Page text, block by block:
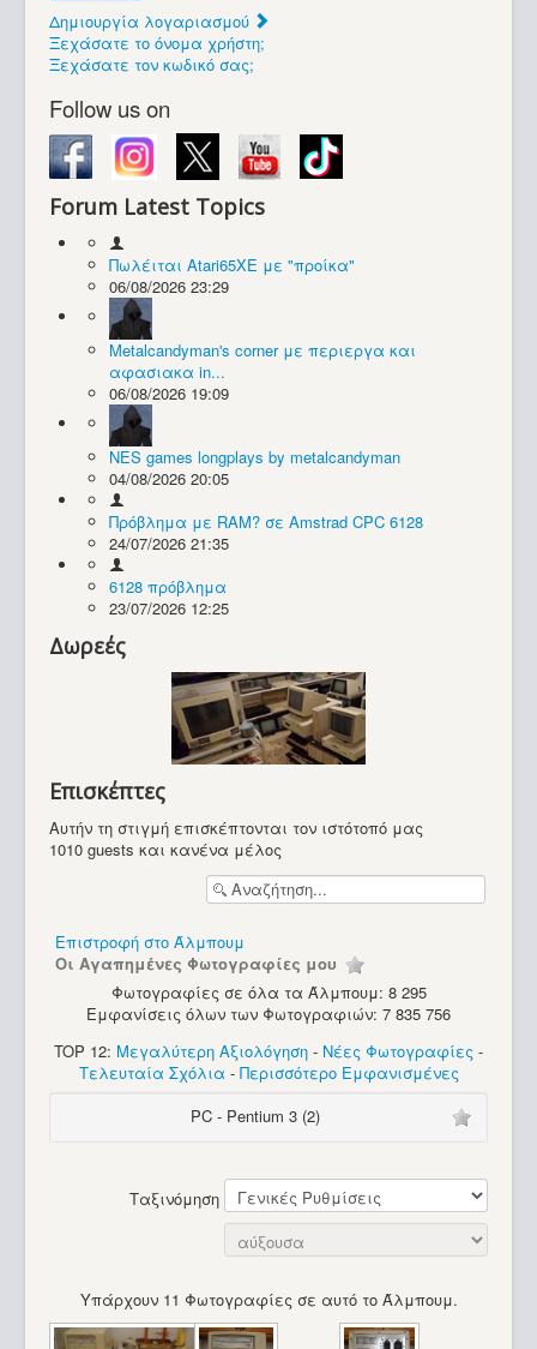
Συλλογές / Projects
Υπολογιστές
Sinclair QL (Greek)
Δημιουργία λογαριασμού
Ξεχάσατε το όνομα χρήστη;
Ξεχάσατε τον κωδικό σας;
Follow us on
Forum Latest Topics
Πωλέιται Atari65XE με "προίκα"
06/08/2026 23:29
Metalcandyman's corner με περιεργα και
αφασιακα in...
06/08/2026 19:09
NES games longplays by metalcandyman
04/08/2026 20:05
Πρόβλημα με RAM? σε Amstrad CPC 6128
24/07/2026 21:35
6128 πρόβλημα
23/07/2026 12:25
Δωρεές
Επισκέπτες
Αυτήν τη στιγμή επισκέπτονται τον ιστότοπό μας
1010 guests και κανένα μέλος
Επιστροφή στο Άλμπουμ
Οι Αγαπημένες Φωτογραφίες μου
Φωτογραφίες σε όλα τα Άλμπουμ: 8 295
Εμφανίσεις όλων των Φωτογραφιών: 7 835 756
TOP 12: Μεγαλύτερη Αξιολόγηση - Νέες Φωτογραφίες -
Τελευταία Σχόλια - Περισσότερο Εμφανισμένες
PC - Pentium 3 (2)
Ταξινόμηση
Υπάρχουν 11 Φωτογραφίες σε αυτό το Άλμπουμ.